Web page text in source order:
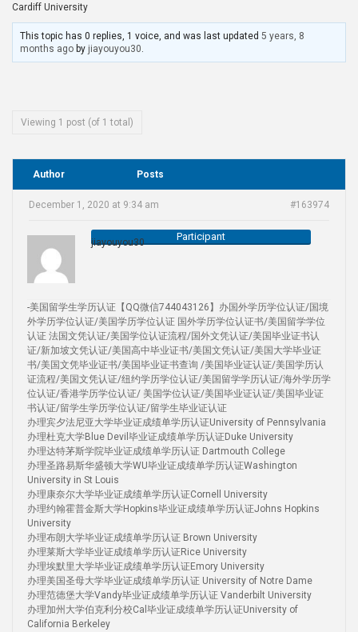
Cardiff University
This topic has 0 replies, 1 voice, and was last updated5 years, 8
months ago by jiayouyou30.
Viewing 1 post (of 1 total)
Author Posts
December 1, 2020 at 9:34 am #163974
jiayouyou30 Participant
-美国留学生学历认证【QQ微信744043126】办国外学历学位认证/国境
外学历学位认证/美国学历学位认证 国外学历学位认证书/美国留学学位
认证 法国文凭认证/美国学位认证流程/国外文凭认证/美国毕业证书认
证/新加坡文凭认证/美国高中毕业证书/美国文凭认证/美国大学毕业证
书/美国文凭毕业证书/美国毕业证书查询 /美国毕业证认证/美国学历认
证流程/美国文凭认证/纽约学历学位认证/美国留学学历认证/海外学历学
位认证/香港学历学位认证/ 美国学位认证/美国毕业证认证/美国毕业证
书认证/留学生学历学位认证/留学生毕业证认证
办理宾夕法尼亚大学毕业证成绩单学历认证University of Pennsylvania
办理杜克大学Blue Devil毕业证成绩单学历认证Duke University
办理达特茅斯学院毕业证成绩单学历认证 Dartmouth College
办理圣路易斯华盛顿大学WU毕业证成绩单学历认证Washington
University in St Louis
办理康奈尔大学毕业证成绩单学历认证Cornell University
办理约翰霍普金斯大学Hopkins毕业证成绩单学历认证Johns Hopkins
University
办理布朗大学毕业证成绩单学历认证 Brown University
办理莱斯大学毕业证成绩单学历认证Rice University
办理埃默里大学毕业证成绩单学历认证Emory University
办理美国圣母大学毕业证成绩单学历认证 University of Notre Dame
办理范德堡大学Vandy毕业证成绩单学历认证 Vanderbilt University
办理加州大学伯克利分校Cal毕业证成绩单学历认证University of
California Berkeley